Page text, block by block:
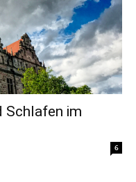
Schlafen im
6